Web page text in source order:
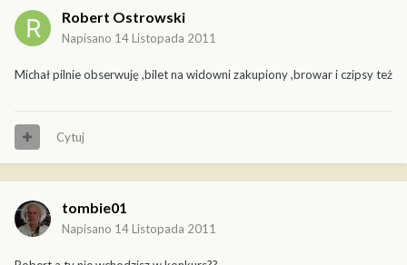
Robert Ostrowski
Napisano 14 Listopada 2011
Michał pilnie obserwuję ,bilet na widowni zakupiony ,browar i czipsy też
Cytuj
tombie01
Napisano 14 Listopada 2011